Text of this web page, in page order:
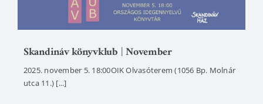
Skandináv könyvklub | November
2025. november 5. 18:00OIK Olvasóterem (1056 Bp. Molnár
utca 11.) [...]